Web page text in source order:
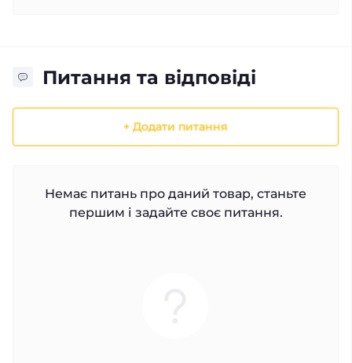
Питання та відповіді
+ Додати питання
Немає питань про даний товар, станьте
першим і задайте своє питання.